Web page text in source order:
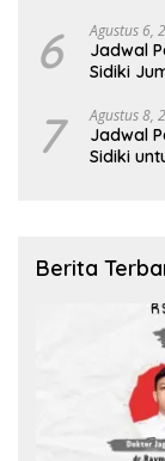
6 Agustus 6,
Jadwal
Sidiki
7 Agustus 8,
Jadwal
Sidiki
Berita